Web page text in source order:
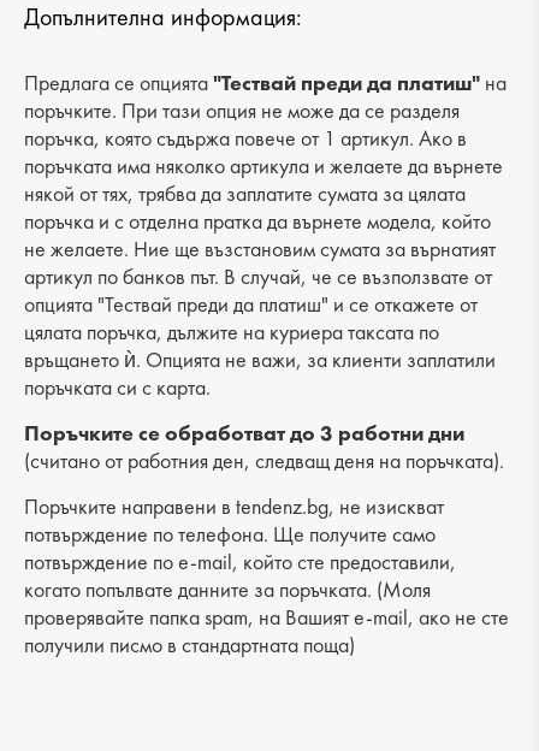
Вид на продукта: ежедневни
Категория: обувки
Лицев материал: еко кожа
Хастар: еко кожа
Ходило/Подметка: платформа
Вид стелка: естествена кожа
Височина подметка: 2 cm
Височина на платформата : 4 cm
Разстояние от петата до горната част: 5 cm
Допълнителна информация:
Предлага се опцията"Тествай преди да платиш" на
поръчките. При тази опция не може да се разделя
поръчка, която съдържа повече от 1 артикул. Ако в
поръчката има няколко артикула и желаете да върнете
някой от тях, трябва да заплатите сумата за цялата
поръчка и с отделна пратка да върнете модела, който
не желаете. Ние ще възстановим сумата за върнатият
артикул по банков път. В случай, че се възползвате от
опцията "Тествай преди да платиш" и се откажете от
цялата поръчка, дължите на куриера таксата по
връщането ѝ. Опцията не важи, за клиенти заплатили
поръчката си с карта.
Поръчките се обработват до 3 работни дни
(считано от работния ден, следващ деня на поръчката).
Поръчките направени в tendenz.bg, не изискват
потвърждение по телефона. Ще получите само
потвърждение по e-mail, който сте предоставили,
когато попълвате данните за поръчката. (Моля
проверявайте папка spam, на Вашият e-mail, ако не сте
получили писмо в стандартната поща)